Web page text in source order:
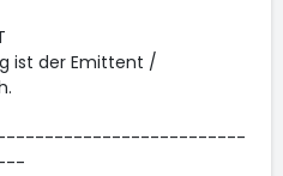
ist der Emittent /